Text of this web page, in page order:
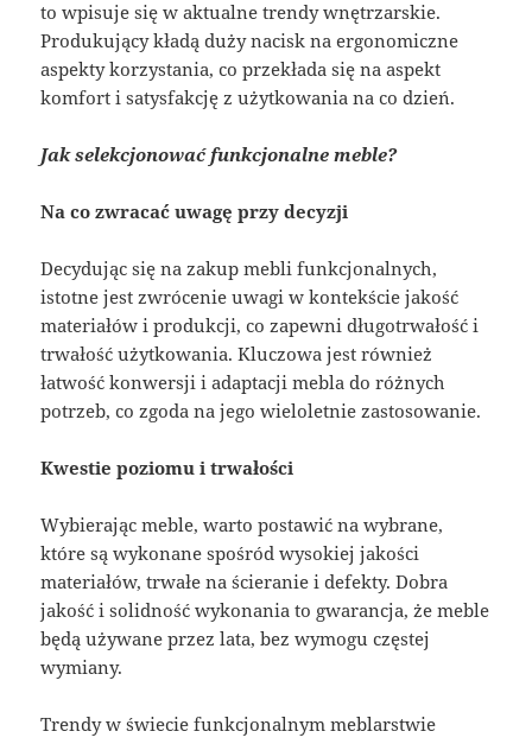
to wpisuje się w aktualne trendy wnętrzarskie.
Produkujący kładą duży nacisk na ergonomiczne
aspekty korzystania, co przekłada się na aspekt
komfort i satysfakcję z użytkowania na co dzień.
Jak selekcjonować funkcjonalne meble?
Na co zwracać uwagę przy decyzji
Decydując się na zakup mebli funkcjonalnych,
istotne jest zwrócenie uwagi w kontekście jakość
materiałów i produkcji, co zapewni długotrwałość i
trwałość użytkowania. Kluczowa jest również
łatwość konwersji i adaptacji mebla do różnych
potrzeb, co zgoda na jego wieloletnie zastosowanie.
Kwestie poziomu i trwałości
Wybierając meble, warto postawić na wybrane,
które są wykonane spośród wysokiej jakości
materiałów, trwałe na ścieranie i defekty. Dobra
jakość i solidność wykonania to gwarancja, że meble
będą używane przez lata, bez wymogu częstej
wymiany.
Trendy w świecie funkcjonalnym meblarstwie